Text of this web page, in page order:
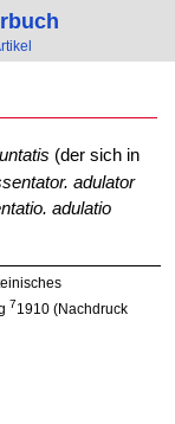
(der sich in
adulator
adulatio
71910 (Nachdruck